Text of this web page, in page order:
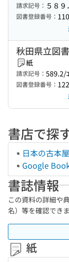
請求記号： ５８
図書登録番号：
秋田県立図
紙
請求記号： 589.2/
図書登録番号：
書店で探
日本の古本屋
Google
書誌情報
この資料の詳細や
名）等を確認できま
紙